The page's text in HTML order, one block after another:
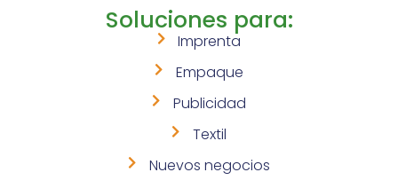
Soluciones para:
Imprenta
Empaque
Publicidad
Textil
Nuevos negocios